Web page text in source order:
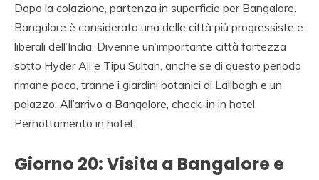
Dopo la colazione, partenza in superficie per Bangalore.
Bangalore è considerata una delle città più progressiste e
liberali dell’India. Divenne un’importante città fortezza
sotto Hyder Ali e Tipu Sultan, anche se di questo periodo
rimane poco, tranne i giardini botanici di Lallbagh e un
palazzo. All’arrivo a Bangalore, check-in in hotel.
Pernottamento in hotel.
Giorno 20: Visita a Bangalore e